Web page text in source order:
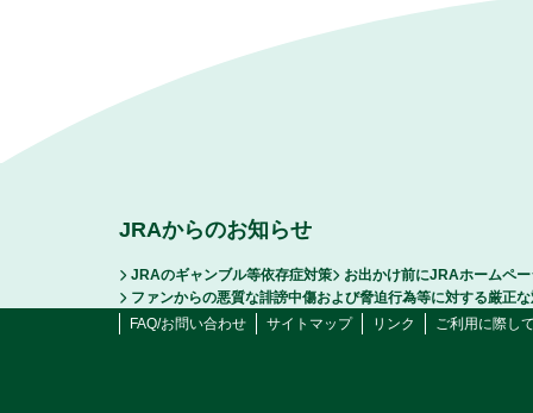
JRAからのお知らせ
JRAのギャンブル等依存症対策
お出かけ前にJRAホームペ
ファンからの悪質な誹謗中傷および脅迫行為等に対する厳正
FAQ/お問い合わせ
サイトマップ リンク ご利用に際し